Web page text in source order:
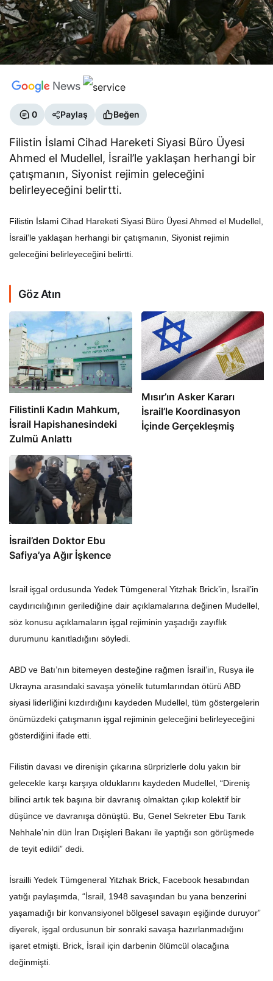
0 Paylaş Beğen
Filistin İslami Cihad Hareketi Siyasi Büro Üyesi
Ahmed el Mudellel, İsrail’le yaklaşan herhangi bir
çatışmanın, Siyonist rejimin geleceğini
belirleyeceğini belirtti.
Filistin İslami Cihad Hareketi Siyasi Büro Üyesi Ahmed el Mudellel,
İsrail’le yaklaşan herhangi bir çatışmanın, Siyonist rejimin
geleceğini belirleyeceğini belirtti.
Göz Atın
Filistinli Kadın Mahkum,
İsrail Hapishanesindeki
Zulmü Anlattı
Mısır’ın Asker Kararı
İsrail’le Koordinasyon
İçinde Gerçekleşmiş
İsrail’den Doktor Ebu
Safiya’ya Ağır İşkence
İsrail işgal ordusunda Yedek Tümgeneral Yitzhak Brick’in, İsrail’in
caydırıcılığının gerilediğine dair açıklamalarına değinen Mudellel,
söz konusu açıklamaların işgal rejiminin yaşadığı zayıflık
durumunu kanıtladığını söyledi.
ABD ve Batı’nın bitemeyen desteğine rağmen İsrail’in, Rusya ile
Ukrayna arasındaki savaşa yönelik tutumlarından ötürü ABD
siyasi liderliğini kızdırdığını kaydeden Mudellel, tüm göstergelerin
önümüzdeki çatışmanın işgal rejiminin geleceğini belirleyeceğini
gösterdiğini ifade etti.
Filistin davası ve direnişin çıkarına sürprizlerle dolu yakın bir
gelecekle karşı karşıya olduklarını kaydeden Mudellel, “Direniş
bilinci artık tek başına bir davranış olmaktan çıkıp kolektif bir
düşünce ve davranışa dönüştü. Bu, Genel Sekreter Ebu Tarık
Nehhale’nin dün İran Dışişleri Bakanı ile yaptığı son görüşmede
de teyit edildi” dedi.
İsrailli Yedek Tümgeneral Yitzhak Brick, Facebook hesabından
yatığı paylaşımda, “İsrail, 1948 savaşından bu yana benzerini
yaşamadığı bir konvansiyonel bölgesel savaşın eşiğinde duruyor”
diyerek, işgal ordusunun bir sonraki savaşa hazırlanmadığını
işaret etmişti. Brick, İsrail için darbenin ölümcül olacağına
değinmişti.